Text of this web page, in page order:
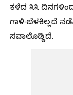
ಕಳೆದ ೩೩
ಗಾಳಿ-ಬೆಳಕಿಲ್ಲದೆ
ಸವಾಲೊಡ್ಡಿದೆ.